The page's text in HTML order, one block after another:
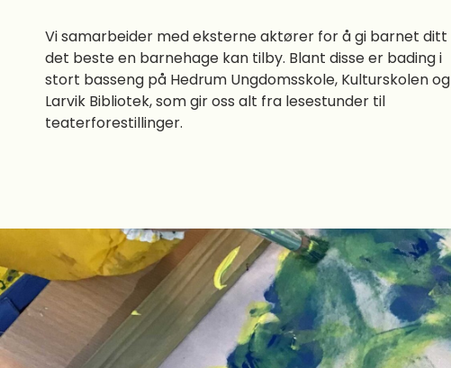
Vi samarbeider med eksterne aktører for å gi barnet ditt
det beste en barnehage kan tilby. Blant disse er bading i
stort basseng på Hedrum Ungdomsskole, Kulturskolen og
Larvik Bibliotek, som gir oss alt fra lesestunder til
teaterforestillinger.